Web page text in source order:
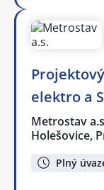
elektro a
Metrostav
Holešovice,
Plný